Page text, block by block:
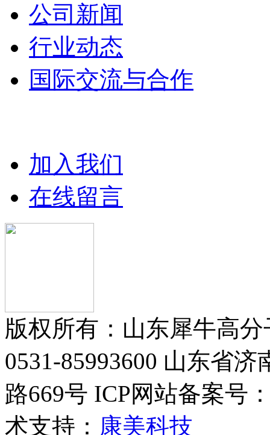
公司新闻
行业动态
国际交流与合作
加入我们
在线留言
版权所有：山东犀牛高
0531-85993600 山东省
路669号 ICP网站备案号
术支持： 康美科技